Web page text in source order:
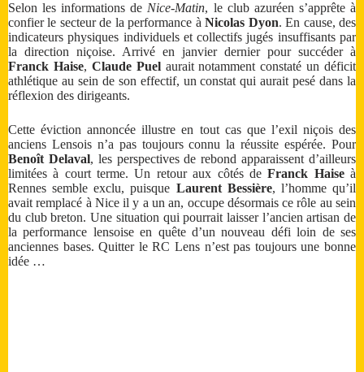
Selon les informations de Nice-Matin, le club azuréen s’apprête à
confier le secteur de la performance àNicolas Dyon. En cause, des
indicateurs physiques individuels et collectifs jugés insuffisants par
la direction niçoise. Arrivé en janvier dernier pour succéder à
Franck Haise, Claude Puelaurait notamment constaté un déficit
athlétique au sein de son effectif, un constat qui aurait pesé dans la
réflexion des dirigeants.
Cette éviction annoncée illustre en tout cas que l’exil niçois des
anciens Lensois n’a pas toujours connu la réussite espérée. Pour
Benoît Delaval, les perspectives de rebond apparaissent d’ailleurs
limitées à court terme. Un retour aux côtés deFranck Haiseà
Rennes semble exclu, puisque Laurent Bessière, l’homme qu’il
avait remplacé à Nice il y a un an, occupe désormais ce rôle au sein
du club breton. Une situation qui pourrait laisser l’ancien artisan de
la performance lensoise en quête d’un nouveau défi loin de ses
anciennes bases. Quitter le RC Lens n’est pas toujours une bonne
idée …